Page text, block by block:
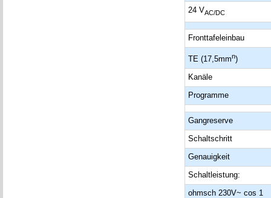
24 VAC/DC
Fronttafeleinbau
TE (17,5mmn)
Kanäle
Programme
Gangreserve
Schaltschritt
Genauigkeit
Schaltleistung:
ohmsch 230V~ cos 1